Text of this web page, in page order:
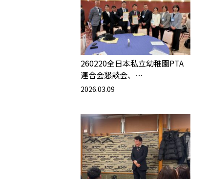
260220全日本私立幼稚園PTA
連合会懇談会、…
2026.03.09